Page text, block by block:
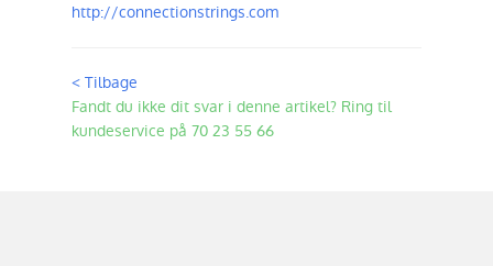
http://connectionstrings.com
< Tilbage
Fandt du ikke dit svar i denne artikel? Ring til
kundeservice på 70 23 55 66